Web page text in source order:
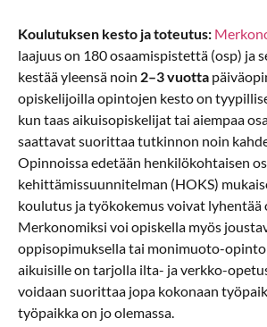
Koulutuksen kesto ja toteutus:
laajuus on 180 osaamispistettä (osp) ja
kestää yleensä noin 2–3 vuotta
opiskelijoilla opintojen kesto on
kun taas aikuisopiskelijat tai aiempaa
saattavat suorittaa tutkinnon noin
Opinnoissa edetään henkilökohtaisen
kehittämissuunnitelman (HOKS)
koulutus ja työkokemus voivat lyhentää
Merkonomiksi voi opiskella myös
oppisopimuksella tai monimuoto-
aikuisille on tarjolla ilta- ja verkko-
voidaan suorittaa jopa kokonaan
työpaikka on jo olemassa.